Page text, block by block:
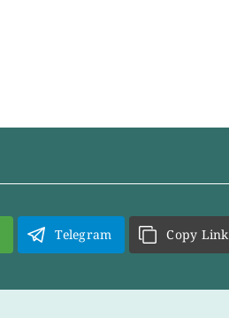
Telegram Copy Link